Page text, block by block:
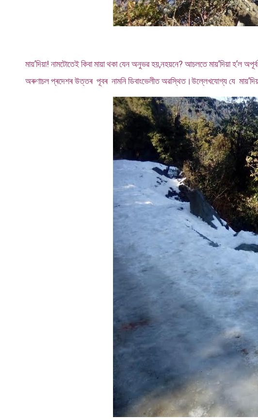
মায়’দিয়া! নামটোতেই কিবা মায়া থকা যেন অনুভৱ হয়,নহয়নে? আচলতে মায়’দিয়া হ’ল
অৰুণাচল প্ৰদেশৰ উত্তৰ পূবৰ নামনি ডিবাংভেলীত অৱস্থিত।উল্লেখযোগ্য যে